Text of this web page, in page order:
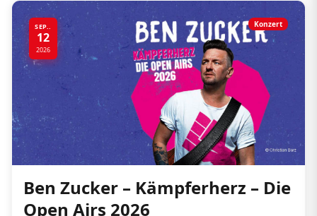
SEP..
12
2026
Konzert
Ben Zucker – Kämpferherz – Die
Open Airs 2026